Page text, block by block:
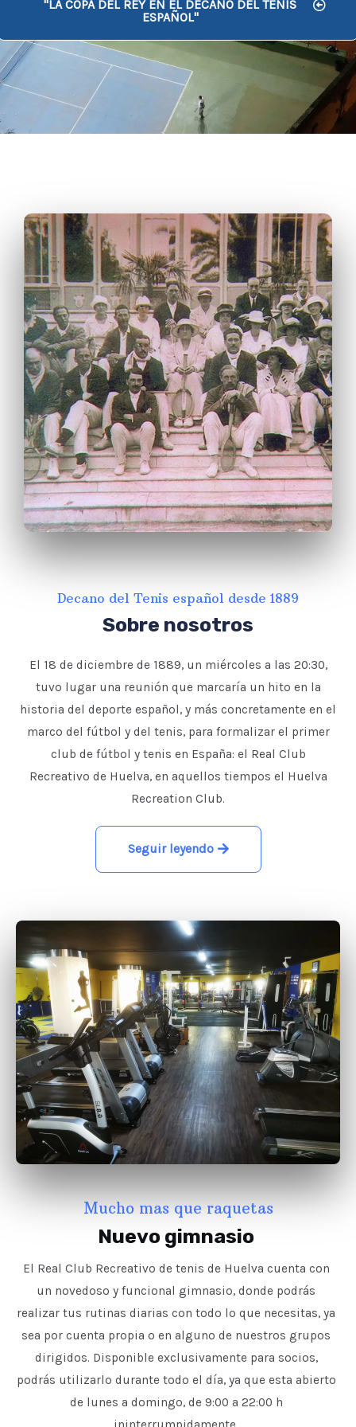
"LA COPA DEL REY EN EL DECANO DEL TENIS
ESPAÑOL"
Decano del Tenis español desde 1889
Sobre nosotros
El 18 de diciembre de 1889, un miércoles a las 20:30,
tuvo lugar una reunión que marcaría un hito en la
historia del deporte español, y más concretamente en el
marco del fútbol y del tenis, para formalizar el primer
club de fútbol y tenis en España: el Real Club
Recreativo de Huelva, en aquellos tiempos el Huelva
Recreation Club.
Seguir leyendo
Mucho mas que raquetas
Nuevo gimnasio
El Real Club Recreativo de tenis de Huelva cuenta con
un novedoso y funcional gimnasio, donde podrás
realizar tus rutinas diarias con todo lo que necesitas, ya
sea por cuenta propia o en alguno de nuestros grupos
dirigidos. Disponible exclusivamente para socios,
podrás utilizarlo durante todo el día, ya que esta abierto
de lunes a domingo, de 9:00 a 22:00 h